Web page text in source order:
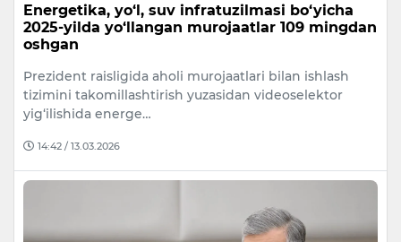
Energetika, yo‘l, suv infratuzilmasi bo‘yicha
2025-yilda yo‘llangan murojaatlar 109 mingdan
oshgan
Prezident raisligida aholi murojaatlari bilan ishlash
tizimini takomillashtirish yuzasidan videoselektor
yig‘ilishida energe…
14:42 / 13.03.2026